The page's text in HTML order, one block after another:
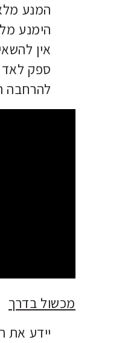
המנע
הימנע
אין
ספק
להרחבה
מכשול בדרך
יידע את